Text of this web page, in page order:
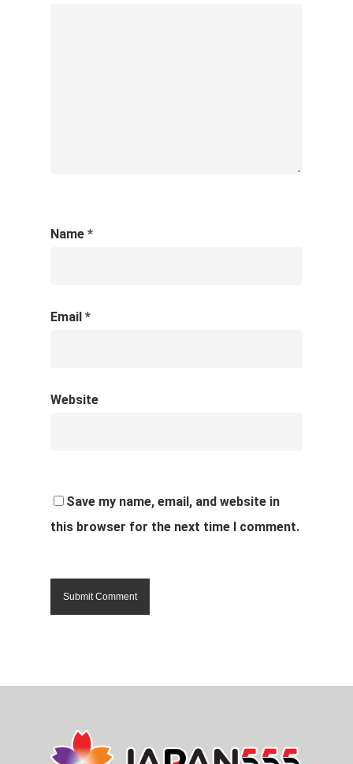
Name *
Email *
Website
Save my name, email, and website in
this browser for the next time I comment.